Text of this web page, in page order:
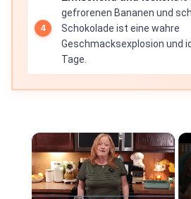
gefrorenen Bananen und
Schokolade ist eine wahre
Geschmacksexplosion und
Tage.
×